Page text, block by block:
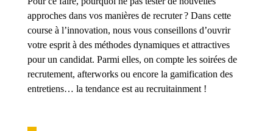
approches dans vos manières de recruter ? Dans cette
course à l’innovation, nous vous conseillons d’ouvrir
votre esprit à des méthodes dynamiques et attractives
pour un candidat. Parmi elles, on compte les soirées de
recrutement, afterworks ou encore la gamification des
entretiens… la tendance est au recruitainment !